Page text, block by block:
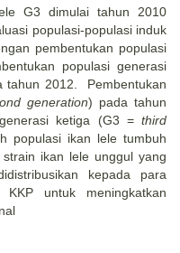
G3 dimulai tahun 2010
populasi-populasi induk
pembentukan populasi
populasi generasi
tahun 2012. Pembentukan
generation) pada tahun
ketiga (G3 = third
populasi ikan lele tumbuh
ikan lele unggul yang
kepada para
untuk meningkatkan